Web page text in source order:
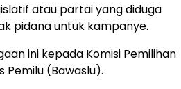
atau partai yang diduga
pidana untuk kampanye.
ini kepada Komisi Pemilihan
Pemilu (Bawaslu).